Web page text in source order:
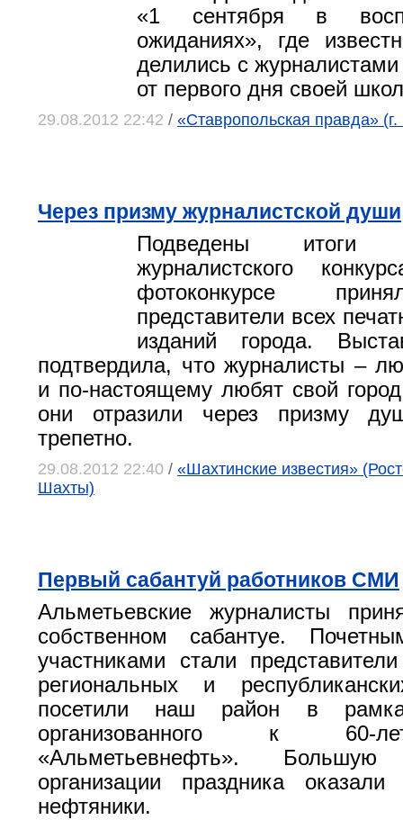
«1 сентября в
ожиданиях», где
делились с
от первого дня своей
29.08.2012 22:42 / «Ставропольская правда»
Через призму журналистской души
Подведены итоги
журналистского
фотоконкурсе
представители всех
изданий города.
подтвердила, что журналисты –
и по-настоящему любят свой
они отразили через призму
трепетно.
29.08.2012 22:40 / «Шахтинские известия»
Шахты)
Первый сабантуй работников СМИ
Альметьевские журналисты
собственном сабантуе.
участниками стали
региональных и
посетили наш район в
организованного к 60-
«Альметьевнефть».
организации праздника оказали
нефтяники.